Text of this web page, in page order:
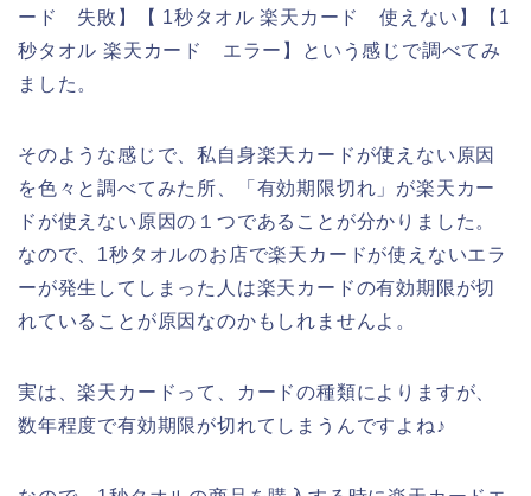
ード 失敗】【 1秒タオル 楽天カード 使えない】【1
秒タオル 楽天カード エラー】という感じで調べてみ
ました。
そのような感じで、私自身楽天カードが使えない原因
を色々と調べてみた所、「有効期限切れ」が楽天カー
ドが使えない原因の１つであることが分かりました。
なので、1秒タオルのお店で楽天カードが使えないエラ
ーが発生してしまった人は楽天カードの有効期限が切
れていることが原因なのかもしれませんよ。
実は、楽天カードって、カードの種類によりますが、
数年程度で有効期限が切れてしまうんですよね♪